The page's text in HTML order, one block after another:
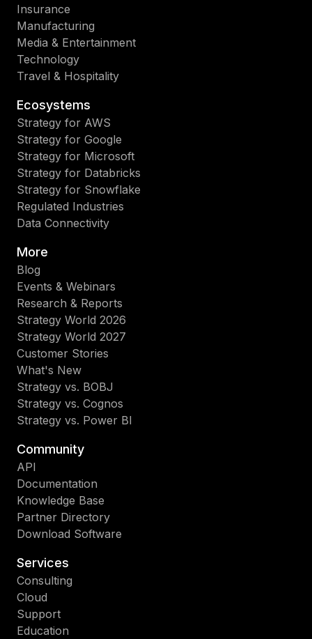
Insurance
Manufacturing
Media & Entertainment
Technology
Travel & Hospitality
Ecosystems
Strategy for AWS
Strategy for Google
Strategy for Microsoft
Strategy for Databricks
Strategy for Snowflake
Regulated Industries
Data Connectivity
More
Blog
Events & Webinars
Research & Reports
Strategy World 2026
Strategy World 2027
Customer Stories
What's New
Strategy vs. BOBJ
Strategy vs. Cognos
Strategy vs. Power BI
Community
API
Documentation
Knowledge Base
Partner Directory
Download Software
Services
Consulting
Cloud
Support
Education